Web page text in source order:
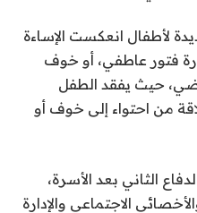
لأطفال انعكست الإساءة
فتور عاطفي، أو خوف
حيث يفقد الطفل
من احتواء إلى خوف أو
الثاني بعد الأسرة،
الاجتماعي والإدارة